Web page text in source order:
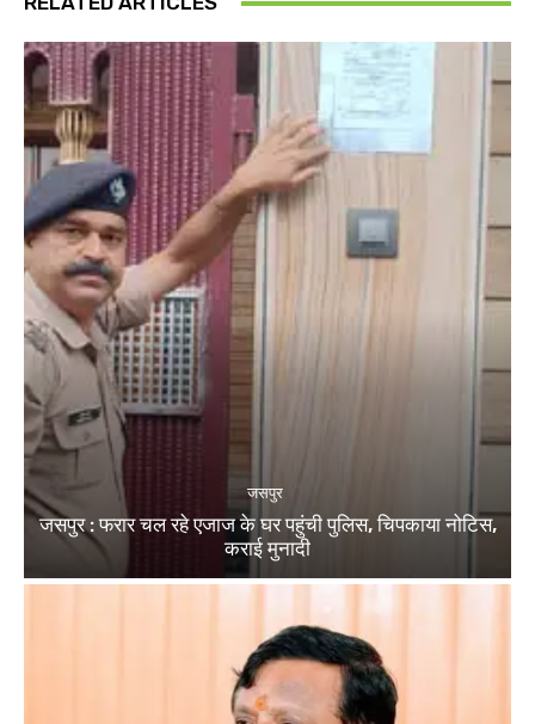
जसपुर
जसपुर : फरार चल रहे एजाज के घर पहुंची पुलिस, चिपकाया नोटिस,
कराई मुनादी